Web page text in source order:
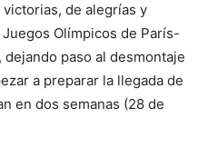
de alegrías y
Olímpicos de París-
paso al desmontaje
a preparar la llegada de
en dos semanas (28 de